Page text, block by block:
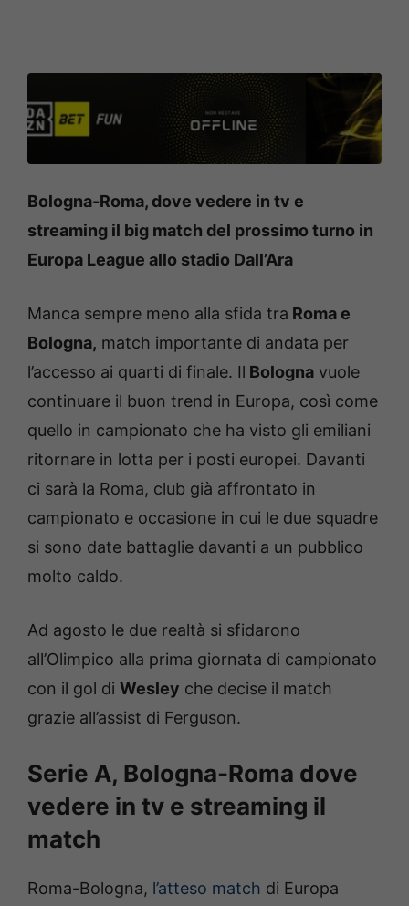
Bologna-Roma, dove vedere in tv e
streaming il big match del prossimo turno in
Europa League allo stadio Dall’Ara
Manca sempre meno alla sfida tra Roma e
Bologna, match importante di andata per
l’accesso ai quarti di finale. Il Bologna vuole
continuare il buon trend in Europa, così come
quello in campionato che ha visto gli emiliani
ritornare in lotta per i posti europei. Davanti
ci sarà la Roma, club già affrontato in
campionato e occasione in cui le due squadre
si sono date battaglie davanti a un pubblico
molto caldo.
Ad agosto le due realtà si sfidarono
all’Olimpico alla prima giornata di campionato
con il gol di Wesley che decise il match
grazie all’assist di Ferguson.
Serie A, Bologna-Roma dove
vedere in tv e streaming il
match
Roma-Bologna, l’atteso match di Europa